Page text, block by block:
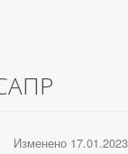
Изменено